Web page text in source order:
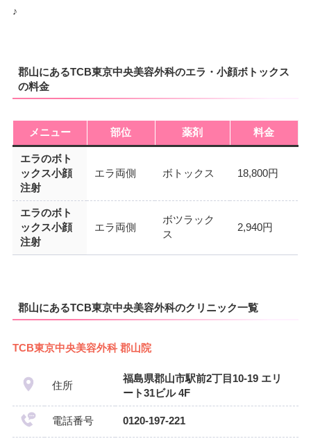
♪
郡山にあるTCB東京中央美容外科のエラ・小顔ボトックス
の料金
メニュー 部位 薬剤 料金
エラのボト
ックス小顔
注射
エラ両側 ボトックス 18,800円
エラのボト
ックス小顔
注射
エラ両側
ボツラック
ス
2,940円
郡山にあるTCB東京中央美容外科のクリニック一覧
TCB東京中央美容外科 郡山院
住所
福島県郡山市駅前2丁目10-19 エリ
ート31ビル 4F
電話番号 0120-197-221